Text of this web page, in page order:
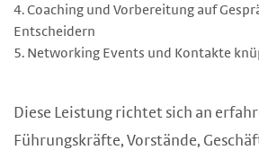
Coaching und Vorbereitung auf
Entscheidern
Networking Events und Kontakte
Diese Leistung richtet sich an
Führungskräfte, Vorstände,